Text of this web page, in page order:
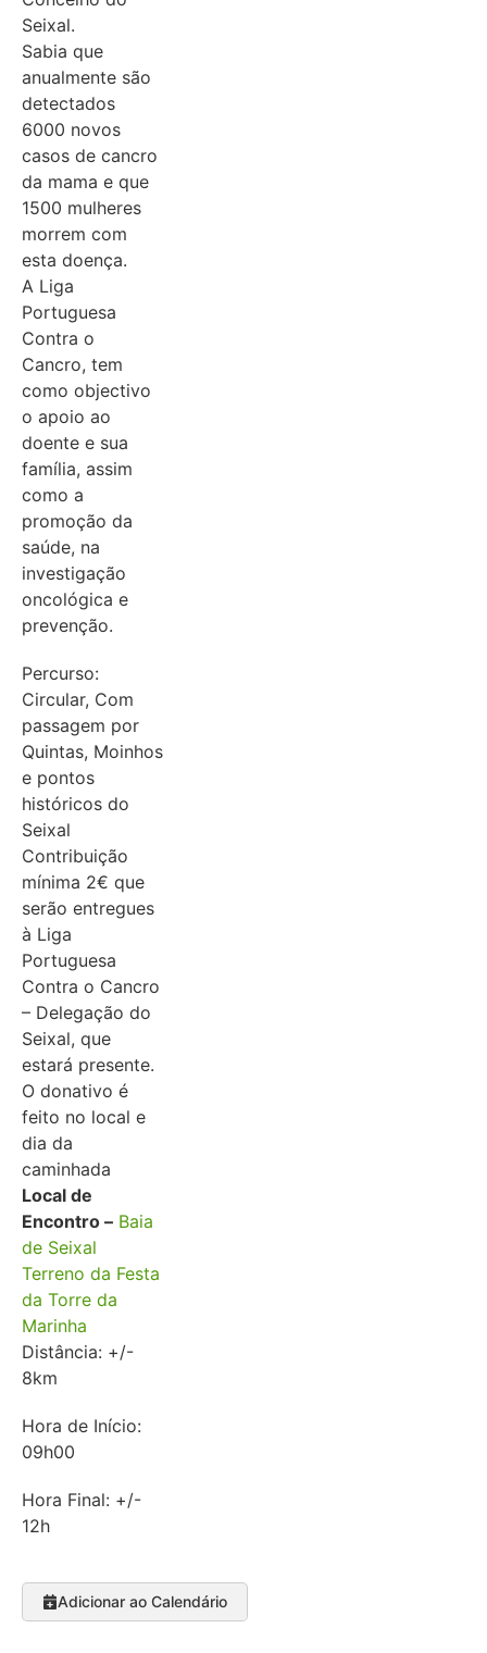
Seixal.
Sabia que
anualmente são
detectados
6000 novos
casos de cancro
da mama e que
1500 mulheres
morrem com
esta doença.
A Liga
Portuguesa
Contra o
Cancro, tem
como objectivo
o apoio ao
doente e sua
família, assim
como a
promoção da
saúde, na
investigação
oncológica e
prevenção.
Percurso:
Circular, Com
passagem por
Quintas, Moinhos
e pontos
históricos do
Seixal
Contribuição
mínima 2€ que
serão entregues
à Liga
Portuguesa
Contra o Cancro
– Delegação do
Seixal, que
estará presente.
O donativo é
feito no local e
dia da
caminhada
Local de
Encontro – Baia
de Seixal
Terreno da Festa
da Torre da
Marinha
Distância: +/-
8km
Hora de Início:
09h00
Hora Final: +/-
12h
Adicionar ao Calendário